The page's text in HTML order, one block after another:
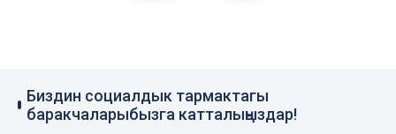
Биздин социалдык тармактагы
баракчаларыбызга катталыңыздар!